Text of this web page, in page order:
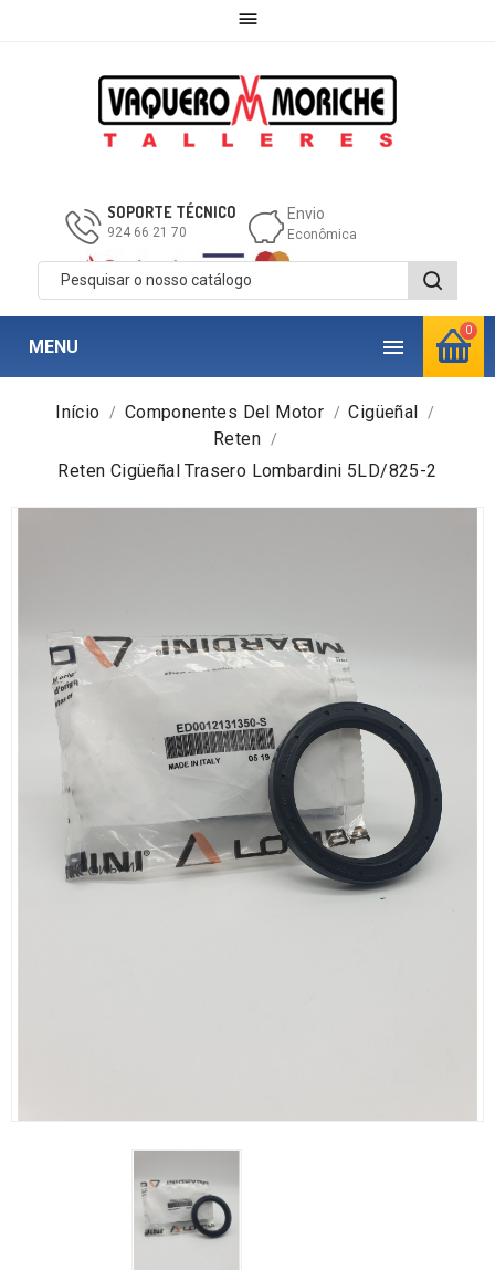

0
SOPORTE TÉCNICO
924 66 21 70
Envio
Econômica

MENU
Início Componentes Del Motor
Cigüeñal
Reten
Reten Cigüeñal Trasero Lombardini 5LD/825-2